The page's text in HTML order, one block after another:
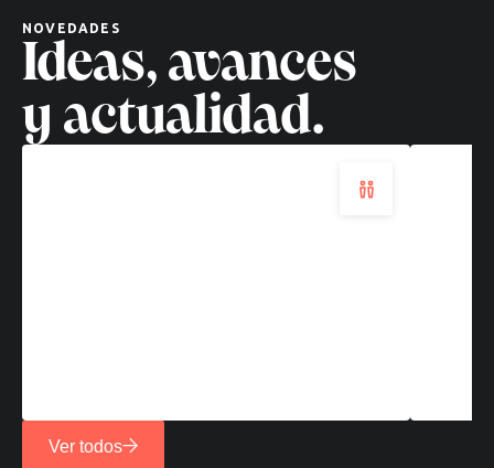
NOVEDADES
Ideas, avances
y actualidad.
paradigma
tecnológico
más
Ver todos